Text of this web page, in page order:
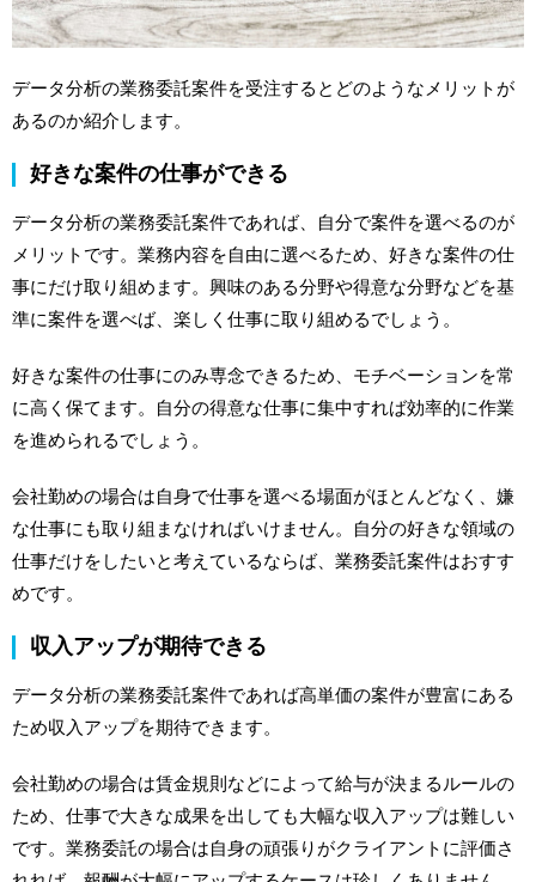
データ分析の業務委託案件を受注するとどのようなメリットが
あるのか紹介します。
好きな案件の仕事ができる
データ分析の業務委託案件であれば、自分で案件を選べるのが
メリットです。業務内容を自由に選べるため、好きな案件の仕
事にだけ取り組めます。興味のある分野や得意な分野などを基
準に案件を選べば、楽しく仕事に取り組めるでしょう。
好きな案件の仕事にのみ専念できるため、モチベーションを常
に高く保てます。自分の得意な仕事に集中すれば効率的に作業
を進められるでしょう。
会社勤めの場合は自身で仕事を選べる場面がほとんどなく、嫌
な仕事にも取り組まなければいけません。自分の好きな領域の
仕事だけをしたいと考えているならば、業務委託案件はおすす
めです。
収入アップが期待できる
データ分析の業務委託案件であれば高単価の案件が豊富にある
ため収入アップを期待できます。
会社勤めの場合は賃金規則などによって給与が決まるルールの
ため、仕事で大きな成果を出しても大幅な収入アップは難しい
です。業務委託の場合は自身の頑張りがクライアントに評価さ